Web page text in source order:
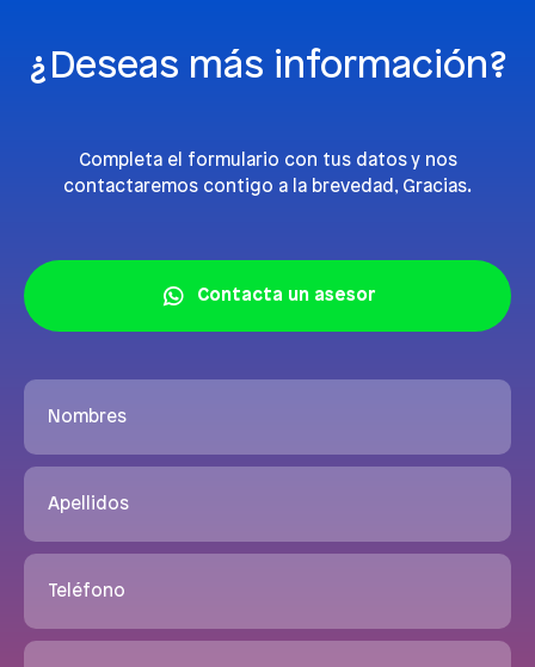
¿Deseas más información?
Completa el formulario con tus datos y nos
contactaremos contigo a la brevedad, Gracias.
Contacta un asesor
Nombres
Apellidos
Teléfono